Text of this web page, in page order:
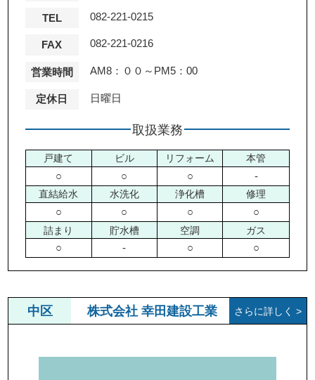
TEL 082-221-0215
FAX 082-221-0216
営業時間 AM8：００～PM5：00
定休日 日曜日
取扱業務
戸建て
○
ビル
○
リフォーム
○
本管
-
直結給水
○
水洗化
○
浄化槽
○
修理
○
詰まり
○
貯水槽
-
空調
○
ガス
○
中区 株式会社 幸田建設工業 さらに詳しく >